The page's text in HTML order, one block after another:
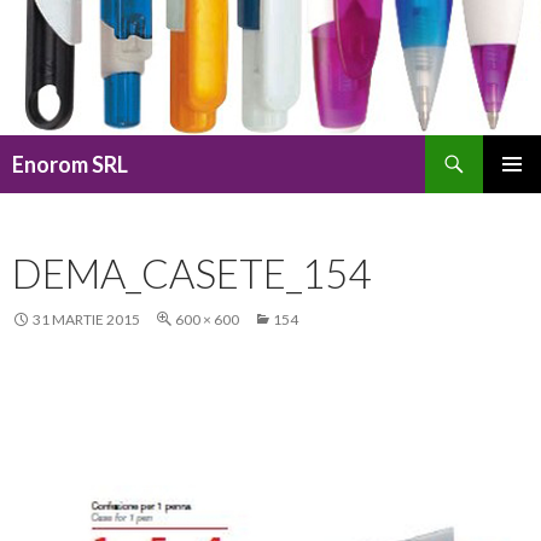
Enorom SRL
DEMA_CASETE_154
31 MARTIE 2015 600 × 600 154